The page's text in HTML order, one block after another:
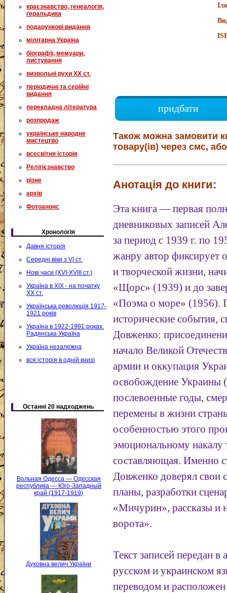
краєзнавство, генеалогія,
геральдика
подарункові видання
мілітарна Україна
біографії, мемуари,
листування
визвольні рухи XX ст.
періодичні та серійні
видання
перекладна література
розпродаж
українське народне
мистецтво
всесвітня історія
Релігієзнавство
різне
архів
Фотоанонс
Хронологія
Давня історія
Середні віки з VI ст.
Нові часи (XVI-XVIII ст.)
Україна в XIX - на початку
XX ст.
Українська революція 1917-
1921 років
Україна в 1922-1991 роках.
Радянська Україна
Україна незалежна
вся історія в одній книзі
Останні 20 надходжень
Вольная Одесса — Одесская
республика — Юго-Западный
край (1917-1919)
Духовна велич України
придбати
Також можна замовити
товару(ів) через смс,
Анотація до книги:
Эта книга — первая
дневниковых записей
за период с 1939 г. по
жанру автор фиксирует
и творческой жизни,
«Щорс» (1939) и до
«Поэма о море» (1956).
исторические события,
Довженко:
начало Великой
армии и оккупация
освобождение Украины
послевоенные годы,
перемены в жизни
особенностью этого
эмоциональному накалу
составляющая. Именно
Довженко доверял свои
планы, разработки
«Мичурин», рассказы и
ворота».
Текст записей передан
русском и украинском
переводом и